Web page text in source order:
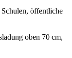
öffentliche
oben 70 cm,